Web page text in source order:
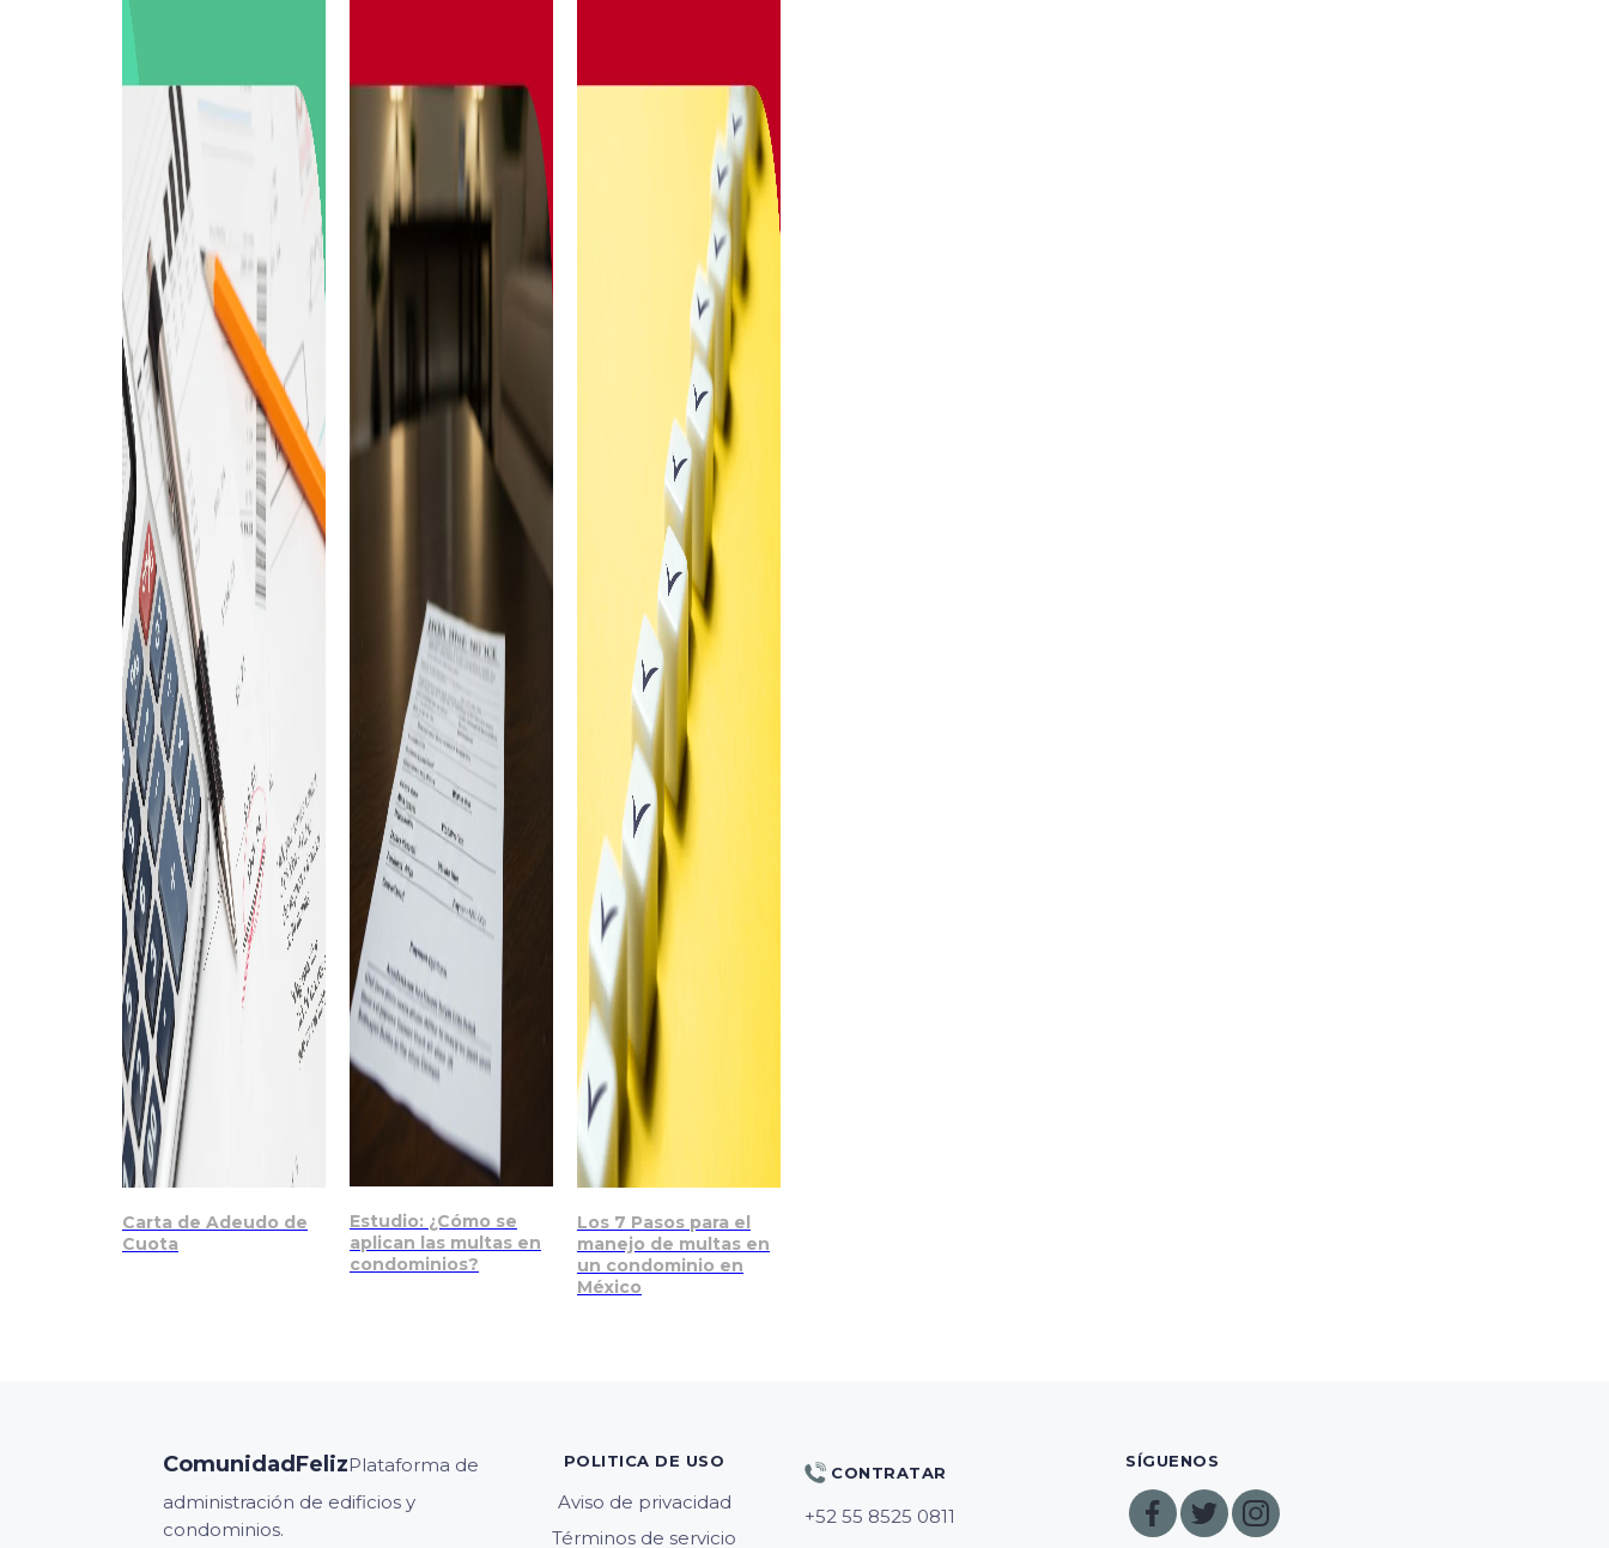
Carta de Adeudo de
Cuota
Estudio: ¿Cómo se
aplican las multas en
condominios?
Los 7 Pasos para el
manejo de multas en
un condominio en
México
ComunidadFelizPlataforma de
administración de edificios y
condominios.
POLITICA DE USO
Aviso de privacidad
Términos de servicio
CONTRATAR
SÍGUENOS